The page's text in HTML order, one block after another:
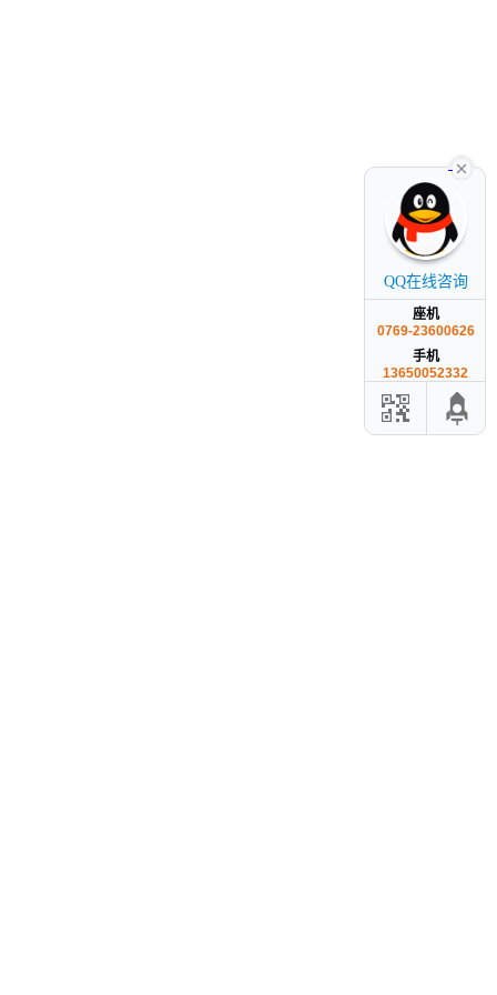
QQ在线咨询
座机
0769-23600626
手机
13650052332